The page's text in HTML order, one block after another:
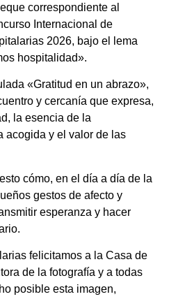
correspondiente al
Internacional de
2026, bajo el lema
hospitalidad».
«Gratitud en un abrazo»,
y cercanía que expresa,
la esencia de la
acogida y el valor de las
cómo, en el día a día de la
gestos de afecto y
esperanza y hacer
felicitamos a la Casa de
de la fotografía y a todas
posible esta imagen,